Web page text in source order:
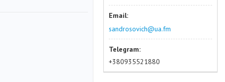
sandrosovich@ua.fm
+380935521880